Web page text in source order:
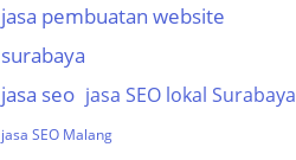
jasa pembuatan website
surabaya
jasa seo jasa SEO lokal Surabaya
jasa SEO Malang